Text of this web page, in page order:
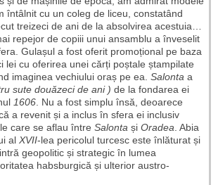
întâlnit cu un coleg de liceu, constatând
treizeci de ani de la absolvirea acestuia…
repejor de copiii unui ansamblu a înveselit
Gulașul a fost oferit promoțional pe baza
lei cu oferirea unei cărți poștale ștampilate
imaginea vechiului oraș pe ea. Salonta a
sute douăzeci de ani ) de la fondarea ei
1606. Nu a fost simplu însă, deoarece
a revenit și a inclus în sfera ei inclusiv
care se aflau între Salonta și Oradea. Abia
al XVII-lea pericolul turcesc este înlăturat și
geopolitic și strategic în lumea
habsburgică și ulterior austro-